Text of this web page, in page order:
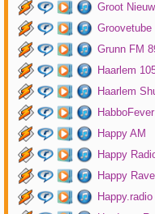
Groot
Groovetube
Grunn FM
Haarlem
Haarlem
HabboFever
Happy AM
Happy
Happy
Happy.radio